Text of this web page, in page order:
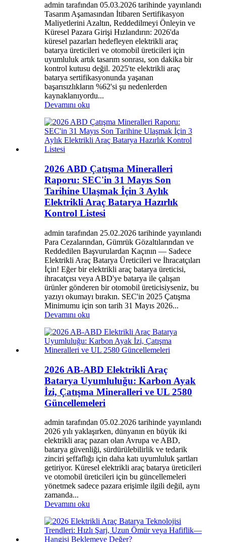
admin tarafından 05.03.2026 tarihinde yayınlandı
Tasarım Aşamasından İtibaren Sertifikasyon
Maliyetlerini Azaltın, Reddedilmeyi Önleyin ve
Küresel Pazara Girişi Hızlandırın: 2026'da
küresel pazarları hedefleyen elektrikli araç
batarya üreticileri ve otomobil üreticileri için
uyumluluk artık tasarım sonrası, son dakika bir
kontrol kutusu değil. 2025'te elektrikli araç
batarya sertifikasyonunda yaşanan
başarısızlıkların %62'si şu nedenlerden
kaynaklanıyordu...
Devamını oku
2026 ABD Çatışma Mineralleri
Raporu: SEC'in 31 Mayıs Son
Tarihine Ulaşmak İçin 3 Aylık
Elektrikli Araç Batarya Hazırlık
Kontrol Listesi
admin tarafından 25.02.2026 tarihinde yayınlandı
Para Cezalarından, Gümrük Gözaltılarından ve
Reddedilen Başvurulardan Kaçının — Sadece
Elektrikli Araç Batarya Üreticileri ve İhracatçıları
İçin! Eğer bir elektrikli araç batarya üreticisi,
ihracatçısı veya ABD'ye batarya ile çalışan
ürünler gönderen bir otomobil üreticisiyseniz, bu
yazıyı okumayı bırakın. SEC'in 2025 Çatışma
Minimumu için son tarih 31 Mayıs 2026...
Devamını oku
2026 AB-ABD Elektrikli Araç
Batarya Uyumluluğu: Karbon Ayak
İzi, Çatışma Mineralleri ve UL 2580
Güncellemeleri
admin tarafından 05.02.2026 tarihinde yayınlandı
2026 yılı yaklaşırken, dünyanın en büyük iki
elektrikli araç pazarı olan Avrupa ve ABD,
batarya güvenliği, sürdürülebilirlik ve tedarik
zinciri şeffaflığı için daha katı uyumluluk şartları
getiriyor. Küresel elektrikli araç batarya üreticileri
ve otomobil üreticileri için bu güncellemeleri
yönetmek sadece pazara erişimle ilgili değil, aynı
zamanda...
Devamını oku